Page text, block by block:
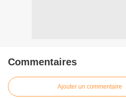
Commentaires
Ajouter un commentaire